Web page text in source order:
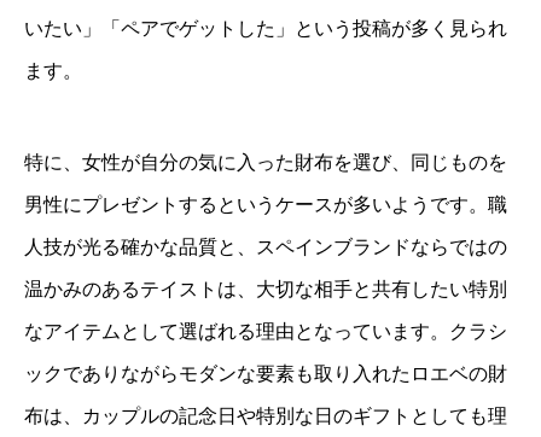
いたい」「ペアでゲットした」という投稿が多く見られ
ます。
特に、女性が自分の気に入った財布を選び、同じものを
男性にプレゼントするというケースが多いようです。職
人技が光る確かな品質と、スペインブランドならではの
温かみのあるテイストは、大切な相手と共有したい特別
なアイテムとして選ばれる理由となっています。クラシ
ックでありながらモダンな要素も取り入れたロエベの財
布は、カップルの記念日や特別な日のギフトとしても理